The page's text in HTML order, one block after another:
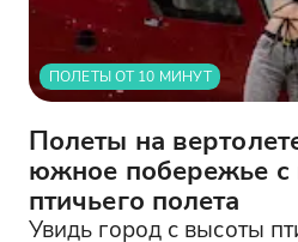
ПОЛЕТЫ ОТ 10 МИНУТ
Полеты на
южное побережье с
птичьего полета
Увидь город с высоты